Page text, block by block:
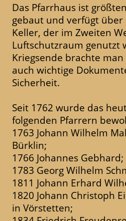
Das Pfarrhaus ist
gebaut und verfügt
Keller, der im Zweiten
Luftschutzraum genutzt
Kriegsende brachte
auch wichtige
Sicherheit.
Seit 1762 wurde das
folgenden Pfarrern
1763 Johann Wilhelm
Bürklin;
1766 Johannes Gebhard;
1783 Georg Wilhelm
1811 Johann Erhard
1820 Johann Christoph
in Vörstetten;